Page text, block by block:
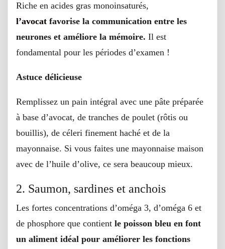
Riche en acides gras monoinsaturés,
l’avocat favorise la communication entre les
neurones et améliore la mémoire. Il est
fondamental pour les périodes d’examen !
Astuce délicieuse
Remplissez un pain intégral avec une pâte préparée
à base d’avocat, de tranches de poulet (rôtis ou
bouillis), de céleri finement haché et de la
mayonnaise. Si vous faites une mayonnaise maison
avec de l’huile d’olive, ce sera beaucoup mieux.
2. Saumon, sardines et anchois
Les fortes concentrations d’oméga 3, d’oméga 6 et
de phosphore que contient le poisson bleu en font
un aliment idéal pour améliorer les fonctions